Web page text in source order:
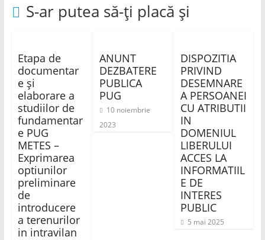
S-ar putea să-ți placă și
Etapa de
documentar
e și
elaborare a
studiilor de
fundamentar
e PUG
METES –
Exprimarea
optiunilor
preliminare
de
introducere
a terenurilor
in intravilan
ANUNT
DEZBATERE
PUBLICA
PUG
10 noiembrie
2023
DISPOZITIA
PRIVIND
DESEMNARE
A PERSOANEI
CU ATRIBUTII
IN
DOMENIUL
LIBERULUI
ACCES LA
INFORMATIIL
E DE
INTERES
PUBLIC
5 mai 2025